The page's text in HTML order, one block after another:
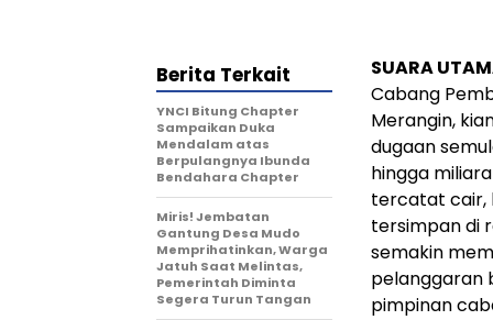
SUARA
Cabang
Merangin,
dugaan
hingga
tercatat cair,
tersimpan di
semakin
pelanggaran
pimpinan
Berita Terkait
YNCI Bitung Chapter
Sampaikan Duka
Mendalam atas
Berpulangnya Ibunda
Bendahara Chapter
Miris! Jembatan
Gantung Desa Mudo
Memprihatinkan, Warga
Jatuh Saat Melintas,
Pemerintah Diminta
Segera Turun Tangan